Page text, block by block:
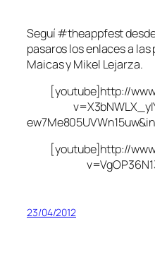
Seguí #theappfest
pasaros los enlaces a
Maicas y Mikel Lejarza.
[youtube]http://
[youtube]http://
23/04/2012